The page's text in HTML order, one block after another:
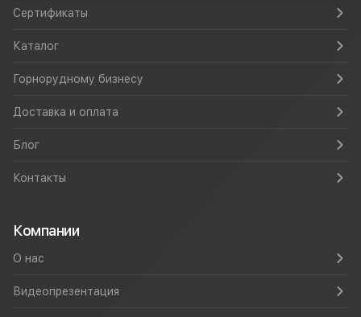
Сертификаты
Каталог
Горнорудному бизнесу
Доставка и оплата
Блог
Контакты
Компании
О нас
Видеопрезентация